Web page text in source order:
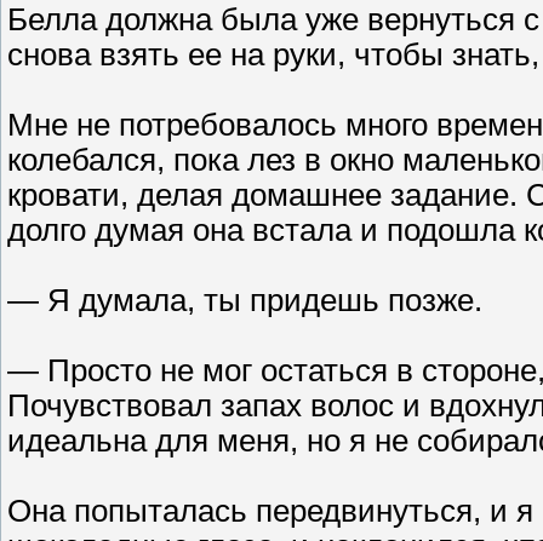
Белла должна была уже вернуться
снова взять ее на руки, чтобы
Мне не потребовалось много
колебался, пока лез в окно
кровати, делая домашнее задание.
долго думая она встала и подошла
— Я думала, ты придешь позже.
— Просто не мог остаться в
Почувствовал запах волос и
идеальна для меня, но я не
Она попыталась передвинуться, и